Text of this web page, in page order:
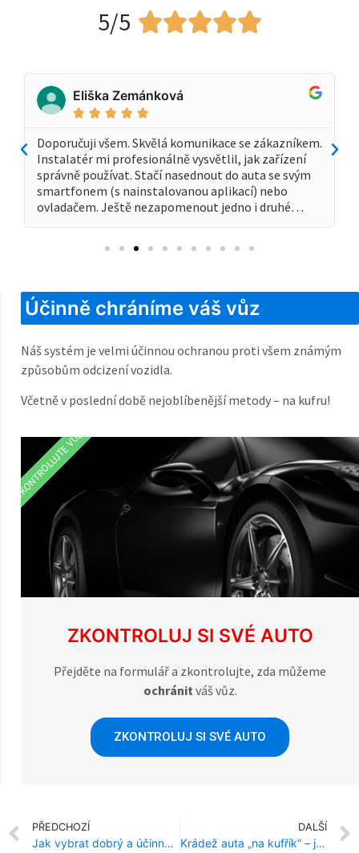
5/5 
Eliška Zemánková
    
Doporučuji všem. Skvělá komunikace se zákazníkem.
Instalatér mi profesionálně vysvětlil, jak zařízení
správně používat. Stačí nasednout do auta se svým
smartfonem (s nainstalovanou aplikací) nebo
ovladačem. Ještě nezapomenout jedno i druhé…
Účinně chráníme váš vůz
Náš systém je velmi účinnou ochranou proti všem známým
způsobům odcizení vozidla.
Včetně v poslední době nejoblíbenější metody – na kufru!
ZKONTROLUJ SI SVÉ AUTO
Přejděte na formulář a zkontrolujte, zda můžeme
ochránit váš vůz.
ZKONTROLUJ SI SVÉ AUTO
ZKONTROLUJTE VŮZ
PŘEDCHOZÍ
Jak vybrat dobrý a účinný autoalarm?
DALŠÍ
Krádež auta „na kufřík“ – jak se účinně chránit?